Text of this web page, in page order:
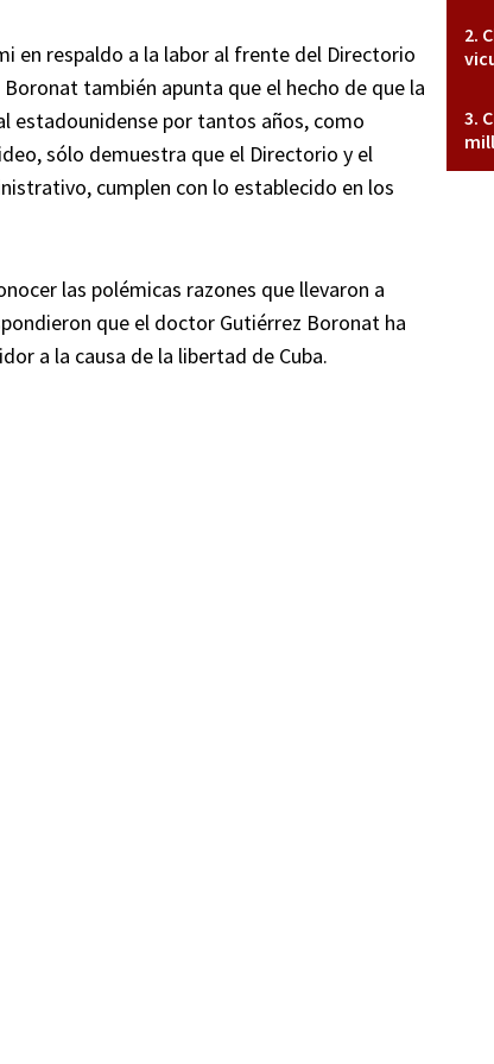
en respaldo a la labor al frente del Directorio
también apunta que el hecho de que la
estadounidense por tantos años, como
sólo demuestra que el Directorio y el
cumplen con lo establecido en los
las polémicas razones que llevaron a
que el doctor Gutiérrez Boronat ha
a la causa de la libertad de Cuba.